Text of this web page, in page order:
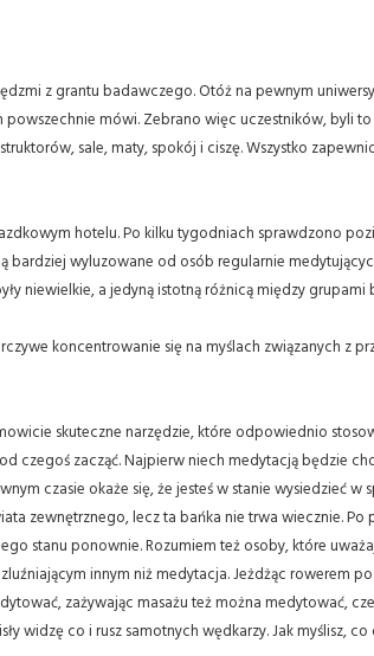
z grantu badawczego. Otóż na pewnym
powszechnie mówi. Zebrano więc uczestników, byli
sale, maty, spokój i ciszę. Wszystko
hotelu. Po kilku tygodniach sprawdzono
bardziej wyluzowane od osób regularnie
niewielkie, a jedyną istotną różnicą między
koncentrowanie się na myślach związanych z
skuteczne narzędzie, które odpowiednio
czegoś zacząć. Najpierw niech medytacją będzie
czasie okaże się, że jesteś w stanie wysiedzieć
zewnętrznego, lecz ta bańka nie trwa wiecznie.
stanu ponownie. Rozumiem też osoby, które
innym niż medytacja. Jeżdżąc rowerem
zażywając masażu też można medytować,
widzę co i rusz samotnych wędkarzy. Jak myślisz,